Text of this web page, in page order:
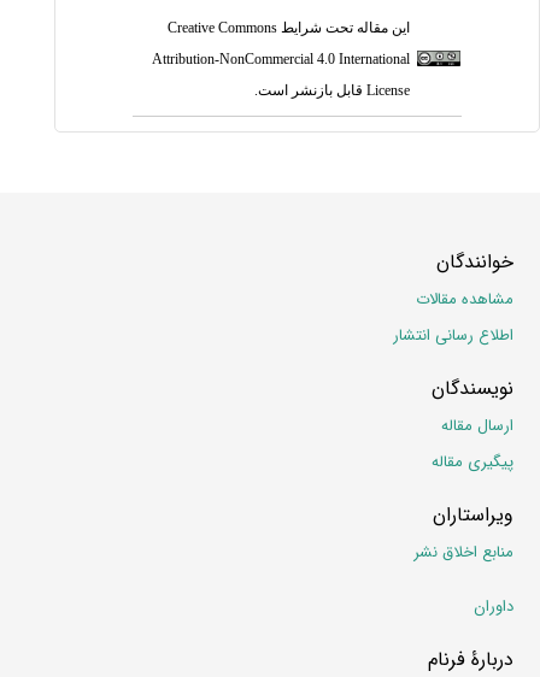
این مقاله تحت شرایطCreative Commons
Attribution-NonCommercial 4.0 International
License قابل بازنشر است.
خوانندگان
مشاهده مقالات
اطلاع رسانی انتشار
نویسندگان
ارسال مقاله
پیگیری مقاله
ویراستاران
منابع اخلاق نشر
داوران
دربارۀ فرنام